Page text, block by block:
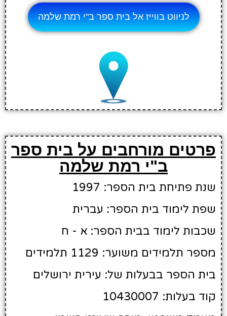
לניווט בווייז אל בית ספר ב"י רמת שלמה
פרטים מורחבים על בית ספר
ב"י רמת שלמה
שנת פתיחת בית הספר: 1997
שפת לימוד בית הספר: עברית
שכבות לימוד בבית הספר: א - ח
מספר תלמידים משוער: 1129 תלמידים
בית הספר בבעלות של: עירית ירושלים
קוד בעלות: 10430007